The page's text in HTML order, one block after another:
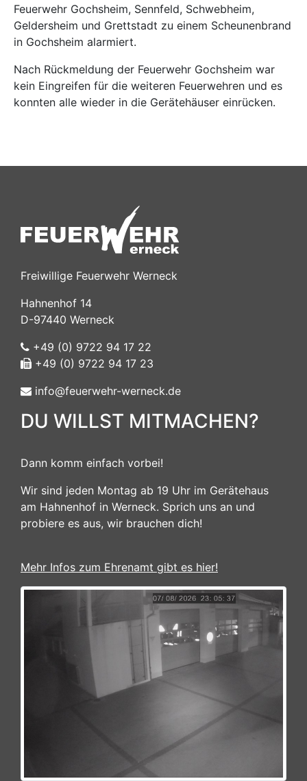
Feuerwehr Gochsheim, Sennfeld, Schwebheim,
Geldersheim und Grettstadt zu einem Scheunenbrand
in Gochsheim alarmiert.
Nach Rückmeldung der Feuerwehr Gochsheim war
kein Eingreifen für die weiteren Feuerwehren und es
konnten alle wieder in die Gerätehäuser einrücken.
Freiwillige Feuerwehr Werneck
Hahnenhof 14
D-97440 Werneck
+49 (0) 9722 94 17 22
+49 (0) 9722 94 17 23
info@feuerwehr-werneck.de
DU WILLST MITMACHEN?
Dann komm einfach vorbei!
Wir sind jeden Montag ab 19 Uhr im Gerätehaus
am Hahnenhof in Werneck. Sprich uns an und
probiere es aus, wir brauchen dich!
Mehr Infos zum Ehrenamt gibt es hier!